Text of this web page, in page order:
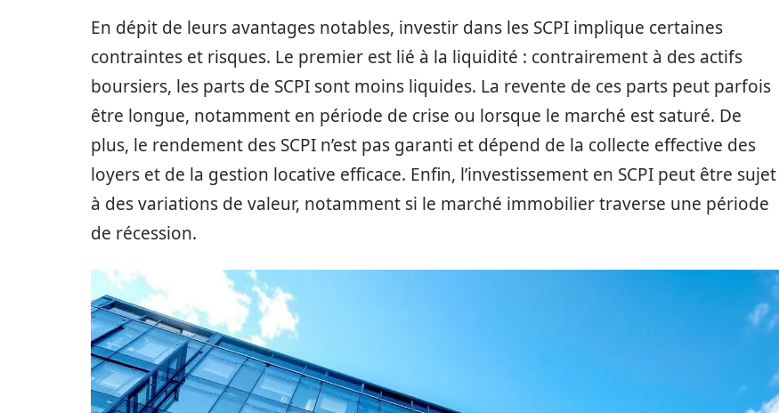
En dépit de leurs avantages notables, investir dans les SCPI implique certaines
contraintes et risques. Le premier est lié à la liquidité : contrairement à des actifs
boursiers, les parts de SCPI sont moins liquides. La revente de ces parts peut parfois
être longue, notamment en période de crise ou lorsque le marché est saturé. De
plus, le rendement des SCPI n’est pas garanti et dépend de la collecte effective des
loyers et de la gestion locative efficace. Enfin, l’investissement en SCPI peut être sujet
à des variations de valeur, notamment si le marché immobilier traverse une période
de récession.